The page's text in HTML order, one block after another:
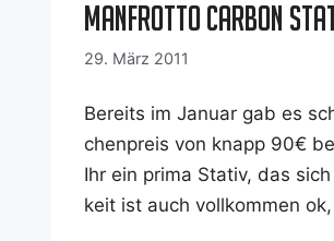
Manfrotto Carbon
29. März 2011
Bereits im Janu­ar gab es
chen­preis von knapp 90€
Ihr ein pri­ma Sta­tiv, das
keit ist auch voll­kom­men